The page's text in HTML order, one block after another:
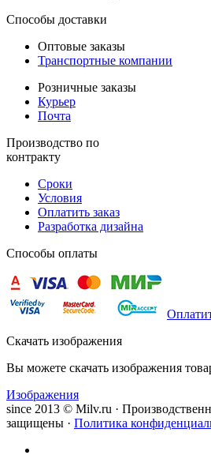
Способы доставки
Оптовые заказы
Транспортные компании
Розничные заказы
Курьер
Почта
Производство по
контракту
Сроки
Условия
Оплатить заказ
Разработка дизайна
Способы оплаты
Скачать изображения
Вы можете скачать изображения
Изображения
since 2013 © Milv.ru ·
защищены · Политика